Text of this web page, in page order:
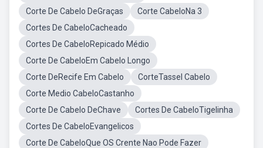
Corte De Cabelo DeGraças
Corte CabeloNa 3
Cortes De CabeloCacheado
Cortes De CabeloRepicado Médio
Corte De CabeloEm Cabelo Longo
Corte DeRecife Em Cabelo
CorteTassel Cabelo
Corte Medio CabeloCastanho
Corte De Cabelo DeChave
Cortes De CabeloTigelinha
Cortes De CabeloEvangelicos
Corte De CabeloQue OS Crente Nao Pode Fazer